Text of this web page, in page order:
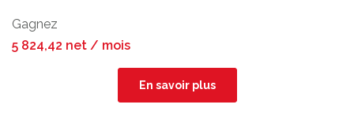
Gagnez
5 824,42 net / mois
En savoir plus